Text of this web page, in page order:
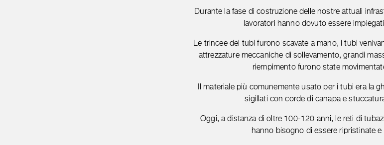
Durante la fase di costruzione delle nostre attuali
lavoratori hanno dovuto essere
Le trincee dei tubi furono scavate a mano, i tubi
attrezzature meccaniche di sollevamento, grandi
riempimento furono state
Il materiale più comunemente usato per i tubi era la
sigillati con corde di canapa e
Oggi, a distanza di oltre 100-120 anni, le reti di
hanno bisogno di essere ripristinate e